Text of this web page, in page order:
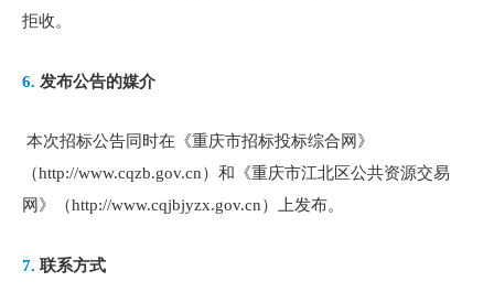
拒收。
6. 发布公告的媒介
本次招标公告同时在《重庆市招标投标综合网》
（http://www.cqzb.gov.cn）和《重庆市江北区公共资源交易
网》（http://www.cqjbjyzx.gov.cn）上发布。
7. 联系方式